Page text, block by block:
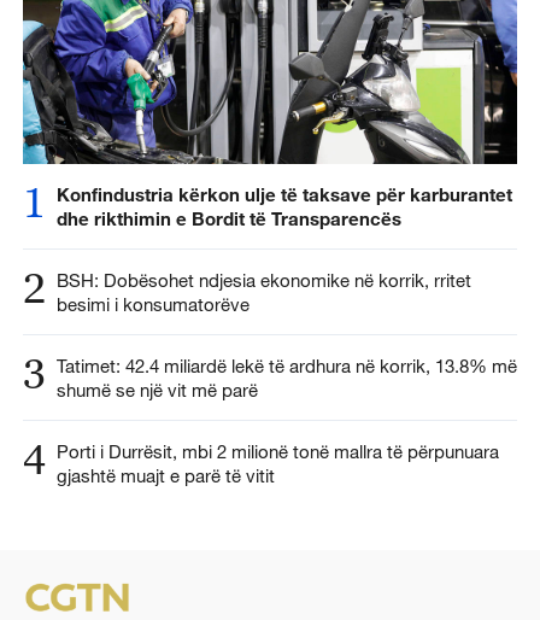
1
Konfindustria kërkon ulje të taksave për karburantet
dhe rikthimin e Bordit të Transparencës
2
BSH: Dobësohet ndjesia ekonomike në korrik, rritet
besimi i konsumatorëve
3 Tatimet: 42.4 miliardë lekë të ardhura në korrik, 13.8% më
shumë se një vit më parë
4 Porti i Durrësit, mbi 2 milionë tonë mallra të përpunuara
gjashtë muajt e parë të vitit